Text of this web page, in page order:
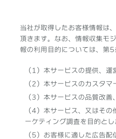
当社が取得したお客様情報は
頂きます。なお、情報収集モ
報の利用目的については、第5
（1）本サービスの提供、運
（2）本サービスのカスタマ
（3）本サービスの品質改善
（4）本サービス、又はそ
ーケティング調査を目的と
（5）お客様に適した広告